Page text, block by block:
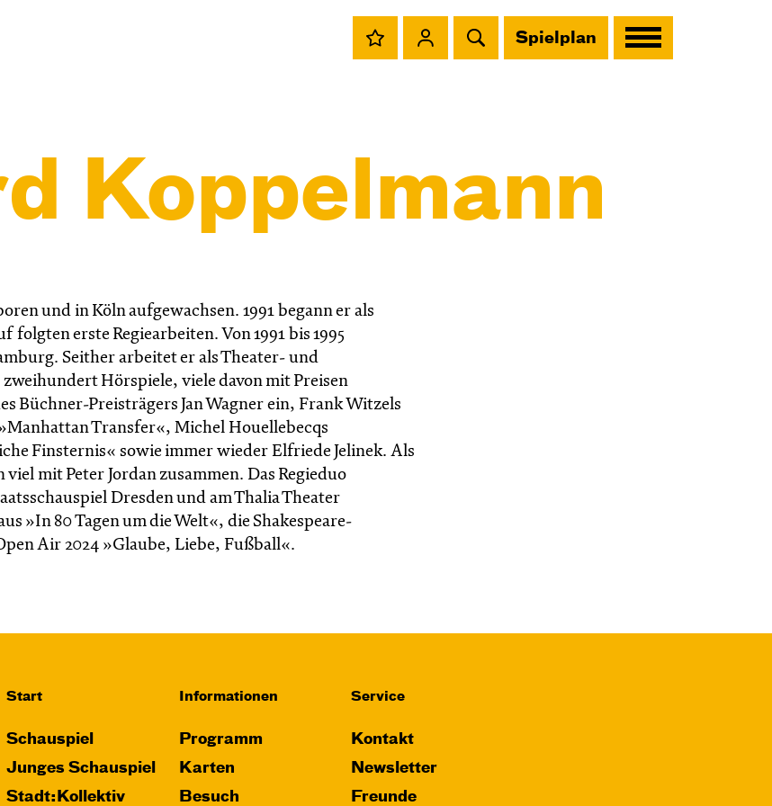
Spielplan
Koppelmann
und in Köln aufgewachsen. 1991 begann er als
erste Regiearbeiten. Von 1991 bis 1995
Seither arbeitet er als Theater- und
Hörspiele, viele davon mit Preisen
Büchner-Preisträgers Jan Wagner ein, Frank Witzels
Transfer«, Michel Houellebecqs
Finsternis« sowie immer wieder Elfriede Jelinek. Als
mit Peter Jordan zusammen. Das Regieduo
Dresden und am Thalia Theater
»In 80 Tagen um die Welt«, die Shakespeare-
Air 2024 »Glaube, Liebe, Fußball«.
Start
Schauspiel
Junges Schauspiel
Stadt:Kollektiv
Informationen
Programm
Karten
Besuch
Service
Kontakt
Newsletter
Freunde